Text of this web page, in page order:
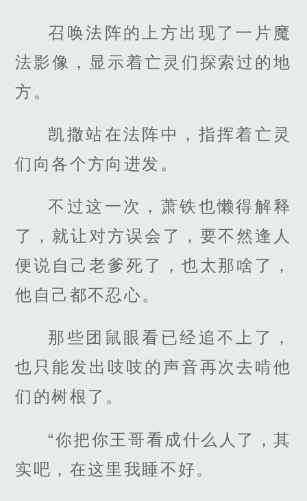
召唤法阵的上方出现了一片魔
法影像，显示着亡灵们探索过的地
方。
凯撒站在法阵中，指挥着亡灵
们向各个方向进发。
不过这一次，萧铁也懒得解释
了，就让对方误会了，要不然逢人
便说自己老爹死了，也太那啥了，
他自己都不忍心。
那些团鼠眼看已经追不上了，
也只能发出吱吱的声音再次去啃他
们的树根了。
“你把你王哥看成什么人了，其
实吧，在这里我睡不好。